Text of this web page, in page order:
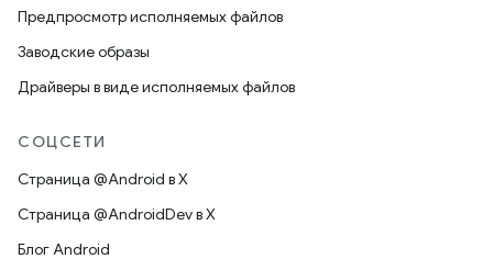
Предпросмотр исполняемых файлов
Заводские образы
Драйверы в виде исполняемых файлов
СОЦСЕТИ
Страница @Android в X
Страница @AndroidDev в X
Блог Android